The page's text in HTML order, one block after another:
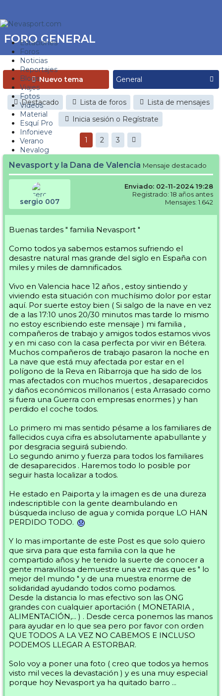
Estaciones
Foros
Noticias
Reportajes
Blogs
Viajes
Fotos
Videos
Material
Esquí Pro
Infonieve
Verano
Nevalog
FORO GENERAL
Nuevo tema
Destacado Lista de foros
Lista de mensajes
Inicia sesión o Regístrate
1 2 3
Nevasport y la Dana de Valencia Mensaje destacado
sergio 007
Enviado: 02-11-2024 19:28
Registrado: 18 años antes
Mensajes: 1.642
Buenas tardes " familia Nevasport "
Como todos ya sabemos estamos sufriendo el
desastre natural mas grande del siglo en España con
miles y miles de damnificados.
Vivo en Valencia hace 12 años , estoy sintiendo y
viviendo esta situación con muchísimo dolor por estar
aquí. Por suerte estoy bien ( Si salgo de la nave en vez
de a las 17:10 unos 20/30 minutos mas tarde lo mismo
no estoy escribiendo este mensaje ) mi familia ,
compañeros de trabajo y amigos todos estamos vivos
y en mi caso con la casa perfecta por vivir en Bétera.
Muchos compañeros de trabajo pasaron la noche en
La nave que está muy afectada por estar en el
polígono de la Reva en Ribarroja que ha sido de los
mas afectados con muchos muertos , desaparecidos
y daños económicos millonarios ( esta Arrasado como
si fuera una Guerra con empresas enormes ) y han
perdido el coche todos.
Lo primero mi mas sentido pésame a los familiares de
fallecidos cuya cifra es absolutamente apabullante y
por desgracia seguirá subiendo.
Lo segundo animo y fuerza para todos los familiares
de desaparecidos . Haremos todo lo posible por
seguir hasta localizar a todos.
He estado en Paiporta y la imagen es de una dureza
indescriptible con la gente deambulando en
búsqueda incluso de agua y comida porque LO HAN
PERDIDO TODO.
Y lo mas importante de este Post es que solo quiero
que sirva para que esta familia con la que he
compartido años y he tenido la suerte de conocer a
gente maravillosa demuestre una vez mas que es " lo
mejor del mundo " y de una muestra enorme de
solidaridad ayudando todos como podamos.
Desde la distancia lo mas efectivo son las ONG
grandes con cualquier aportación ( MONETARIA ,
ALIMENTACIÓN,... ) . Desde cerca ponemos las manos
para ayudar en lo que sea pero por favor con orden
QUE TODOS A LA VEZ NO CABEMOS E INCLUSO
PODEMOS LLEGAR A ESTORBAR.
Solo voy a poner una foto ( creo que todos ya hemos
visto mil veces la devastación ) y es una muy especial
porque hoy Nevasport ya ha quitado barro ...